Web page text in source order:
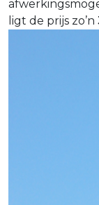
ligt de prijs zo’n